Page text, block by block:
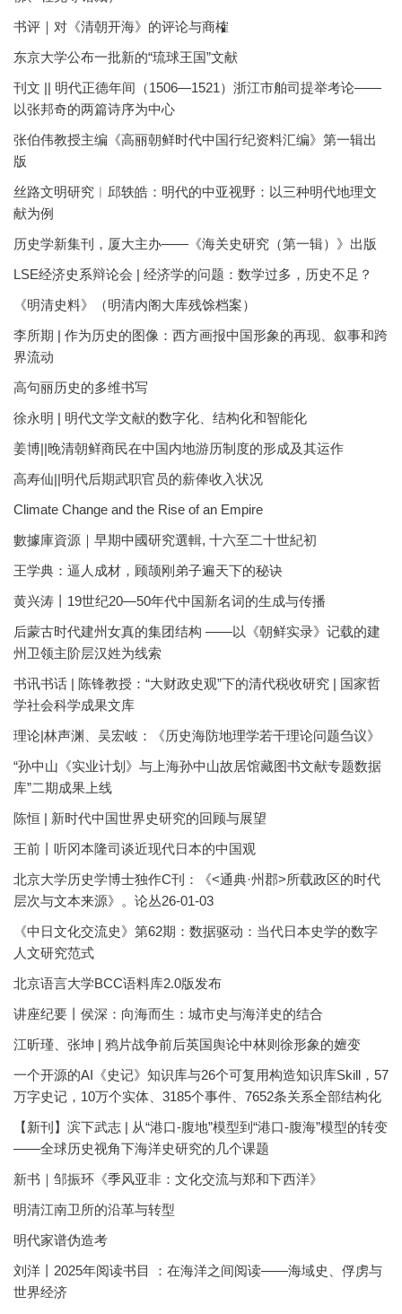
书评｜对《清朝开海》的评论与商榷
东京大学公布一批新的“琉球王国”文献
刊文 || 明代正德年间（1506—1521）浙江市舶司提举考论——
以张邦奇的两篇诗序为中心
张伯伟教授主编《高丽朝鲜时代中国行纪资料汇编》第一辑出
版
丝路文明研究︱邱轶皓：明代的中亚视野：以三种明代地理文
献为例
历史学新集刊，厦大主办——《海关史研究（第一辑）》出版
LSE经济史系辩论会 | 经济学的问题：数学过多，历史不足？
《明清史料》（明清内阁大库残馀档案）
李所期 | 作为历史的图像：西方画报中国形象的再现、叙事和跨
界流动
高句丽历史的多维书写
徐永明 | 明代文学文献的数字化、结构化和智能化
姜博||晚清朝鲜商民在中国内地游历制度的形成及其运作
高寿仙||明代后期武职官员的薪俸收入状况
Climate Change and the Rise of an Empire
數據庫資源｜早期中國研究選輯, 十六至二十世紀初
王学典：逼人成材，顾颉刚弟子遍天下的秘诀
黄兴涛丨19世纪20—50年代中国新名词的生成与传播
后蒙古时代建州女真的集团结构 ——以《朝鲜实录》记载的建
州卫领主阶层汉姓为线索
书讯书话 | 陈锋教授：“大财政史观”下的清代税收研究 | 国家哲
学社会科学成果文库
理论|林声渊、吴宏岐：《历史海防地理学若干理论问题刍议》
“孙中山《实业计划》与上海孙中山故居馆藏图书文献专题数据
库”二期成果上线
陈恒 | 新时代中国世界史研究的回顾与展望
王前丨听冈本隆司谈近现代日本的中国观
北京大学历史学博士独作C刊：《<通典·州郡>所载政区的时代
层次与文本来源》。论丛26-01-03
《中日文化交流史》第62期：数据驱动：当代日本史学的数字
人文研究范式
北京语言大学BCC语料库2.0版发布
讲座纪要丨侯深：向海而生：城市史与海洋史的结合
江昕瑾、张坤 | 鸦片战争前后英国舆论中林则徐形象的嬗变
一个开源的AI《史记》知识库与26个可复用构造知识库Skill，57
万字史记，10万个实体、3185个事件、7652条关系全部结构化
【新刊】滨下武志 | 从“港口-腹地”模型到“港口-腹海”模型的转变
——全球历史视角下海洋史研究的几个课题
新书｜邹振环《季风亚非：文化交流与郑和下西洋》
明清江南卫所的沿革与转型
明代家谱伪造考
刘洋丨2025年阅读书目 ：在海洋之间阅读——海域史、俘虏与
世界经济